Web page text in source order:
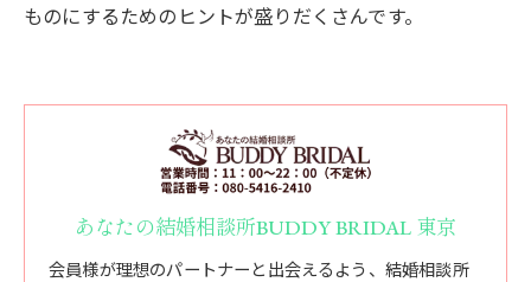
ものにするためのヒントが盛りだくさんです。
あなたの結婚相談所BUDDY BRIDAL 東京
会員様が理想のパートナーと出会えるよう、結婚相談所